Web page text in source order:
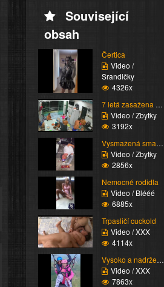
Související
obsah
Čertica
Video /
Srandičky
4326x
7 letá zasažena proude...
Video / Zbytky
3192x
Vysmažená smažka
Video / Zbytky
2856x
Nemocné rodidla
Video / Blééé
6885x
Trpasličí cuckold
Video / XXX
4114x
Vysoko a nadržená
Video / XXX
7863x